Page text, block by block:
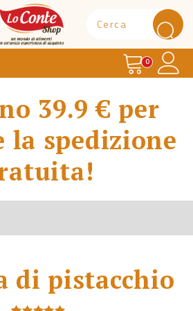
Conte Shop
Carrello
0
39.9 € per
la spedizione
di pistacchio